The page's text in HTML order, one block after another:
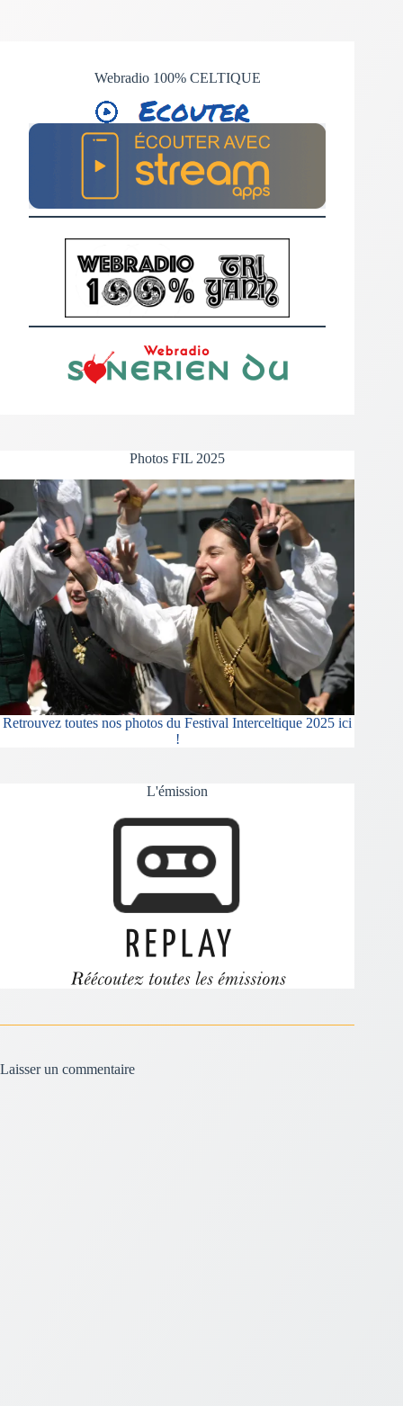
Webradio 100% CELTIQUE
Photos FIL 2025
Retrouvez toutes nos photos du Festival Interceltique 2025 ici
!
L'émission
Laisser un commentaire